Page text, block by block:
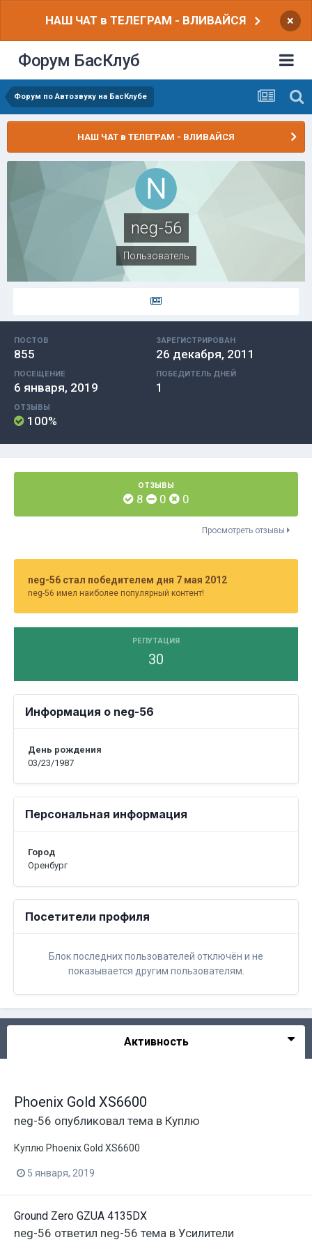
НАШ ЧАТ в ТЕЛЕГРАМ - ВЛИВАЙСЯ ×
Форум БасКлуб
Форум по Автозвуку на БасКлубе
НАШ ЧАТ в ТЕЛЕГРАМ - ВЛИВАЙСЯ
neg-56
Пользователь
ПОСТОВ
855
ЗАРЕГИСТРИРОВАН
26 декабря, 2011
ПОСЕЩЕНИЕ
6 января, 2019
ПОБЕДИТЕЛЬ ДНЕЙ
1
ОТЗЫВЫ
100%
ОТЗЫВЫ
8 0 0
Просмотреть отзывы
neg-56 стал победителем дня 7 мая 2012
neg-56 имел наиболее популярный контент!
РЕПУТАЦИЯ
30
Информация о neg-56
День рождения
03/23/1987
Персональная информация
Город
Оренбург
Посетители профиля
Блок последних пользователей отключён и не
показывается другим пользователям.
Активность
Phoenix Gold XS6600
neg-56 опубликовал тема в Куплю
Куплю Phoenix Gold XS6600
5 января, 2019
Ground Zero GZUA 4135DX
neg-56 ответил neg-56 тема в Усилители